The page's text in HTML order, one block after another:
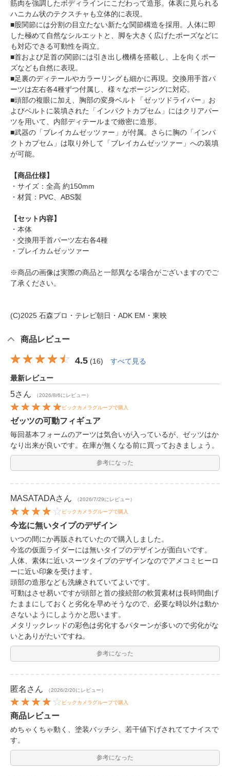
筋肉を強調したボディラインにこだわって造形。体表に見られる
ハニカム状のテクスチャも立体的に表現。
■股関節には分割の目立たない新たな関節構造を採用。人体に即
した極めて自然なシルエットと、脚を大きく広げたポーズなどに
も対応できる可動性を両立。
■首および足首の関節には引き出し機構を搭載し、上を向くポー
ズなども自然に表現。
■足裏のディテールやカラーリングも細かに再現。交換用手首パ
ーツは左右各4種ずつ付属し、様々なポージングに対応。
■頭部の複眼に加え、胸部の変身ベルト「ゼッツドライバー」お
よびベルトに装填された「インパクトカプセム」にはクリアパー
ツを用いて、内部ディテールまで緻密に造形。
■武器の「ブレイカムゼッツァー」が付属。さらに胸の「インパ
クトカプセム」は取り外して「ブレイカムゼッツァー」への装填
が可能。
【商品仕様】
・サイズ：全高 約150mm
・材質：PVC、ABS製
【セット内容】
・本体
・交換用手首パーツ左右各4種
・ブレイカムゼッツァー
※商品の画像は実際の商品と一部異なる場合がございますのでご
了承ください。
(C)2025 石森プロ・テレビ朝日・ADK EM・東映
商品レビュー
4.5 (16) すべて見る
最新レビュー
5さん （2026/8/6にレビュー）
ビックカメラグループで購入
ゼッツの可動フィギュア
毎回基本フォームのアーツは気合いが入っているが、ゼッツはか
なり出来が良いです。在庫が無くなる前に買っておきましょう。
参考になった
MASATADAさん （2026/7/29にレビュー）
ビックカメラグループで購入
今迄に無いタイプのデザイン
いつの間にか再販されていたので購入しました。
今迄の仮面ライダーには無いタイプのデザインが面白いです。
人体、素体に近いスーツタイプのデザインなのでアメコミヒーロ
ーに近い印象を受けます。
頭部の造形なども洗練されていてよいです。
可動はさせ易いですが頭部と首の接続部の軟質素材は長時間曲げ
たままにしておくと劣化を早めそうなので、必要な時以外は動か
さないようにしようかと思います。
メタリックレッドの彩色は劣化するパターンが多いので劣化がな
いとありがたいですね。
参考になった
匿名 さん （2026/2/20にレビュー）
ビックカメラグループで購入
商品レビュー
めちゃくちゃ動く、塗装バッチシ、若干値下げされててナイスで
す。
参考になった